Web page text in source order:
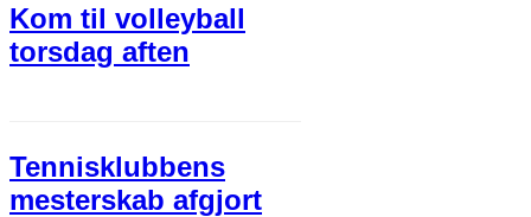
Kom til volleyball
torsdag aften
Tennisklubbens
mesterskab afgjort